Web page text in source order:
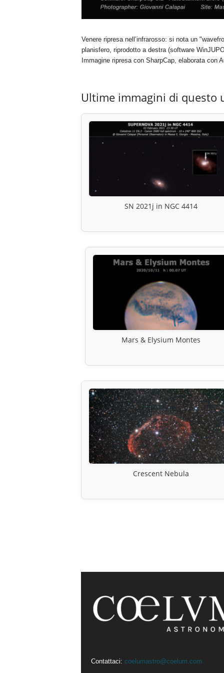
Venere ripresa nell’infrarosso: si nota un
planisfero, riprodotto a destra (software
Immagine ripresa con SharpCap, elaborata con
Ultime immagini di questo
SN 2021j in NGC 4414
Mars & Elysium Montes
Crescent Nebula
Contattaci: coelumastro@coelum.com